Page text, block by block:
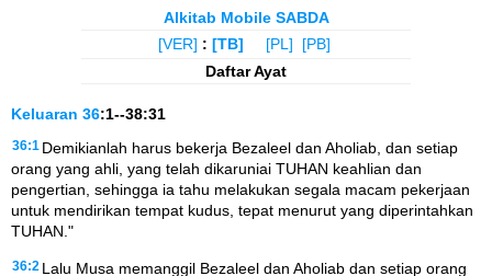
Alkitab Mobile SABDA
[VER] : [TB] [PL]
[PB]
Daftar Ayat
Keluaran 36:1--38:31
36:1 Demikianlah harus bekerja Bezaleel dan Aholiab, dan setiap
orang yang ahli, yang telah dikaruniai TUHAN keahlian dan
pengertian, sehingga ia tahu melakukan segala macam pekerjaan
untuk mendirikan tempat kudus, tepat menurut yang diperintahkan
TUHAN."
36:2 Lalu Musa memanggil Bezaleel dan Aholiab dan setiap orang